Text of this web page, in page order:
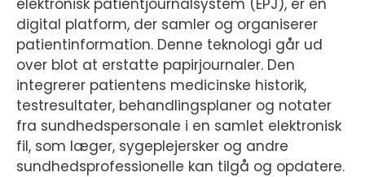
elektronisk patientjournalsystem (EPJ), er en
digital platform, der samler og organiserer
patientinformation. Denne teknologi går ud
over blot at erstatte papirjournaler. Den
integrerer patientens medicinske historik,
testresultater, behandlingsplaner og notater
fra sundhedspersonale i en samlet elektronisk
fil, som læger, sygeplejersker og andre
sundhedsprofessionelle kan tilgå og opdatere.